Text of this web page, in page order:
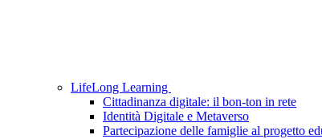
LifeLong Learning
Cittadinanza digitale: il bon-ton in rete
Identità Digitale e Metaverso
Partecipazione delle famiglie al progetto